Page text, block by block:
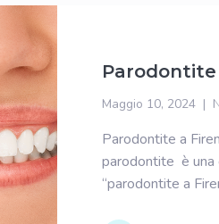
Parodontite
Maggio 10, 2024
Parodontite a
parodontite è una
“parodontite a